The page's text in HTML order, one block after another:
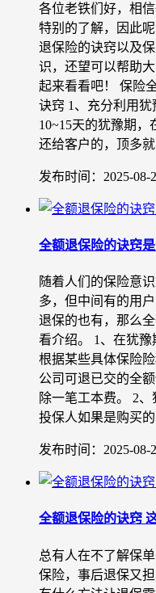
各位老铁们好，相
特别的了解，因此
退保险的诀窍以及
识，还望可以帮助
起来看看吧！ 保险
诀窍 1、充分利用
10~15天的犹豫期，
还给客户的，顶多
发布时间：2025-08-
全额退保险的诀窍
随着人们的保险意
多，但中间有的用
退保的也有，那么
看介绍。 1、在犹
根据某些具体保险
公司可退已交的全
除一笔工本费。 2、
投保人如果是购买
发布时间：2025-08-
全额退保险的诀窍
总有人在不了解保
保险，事后退保又